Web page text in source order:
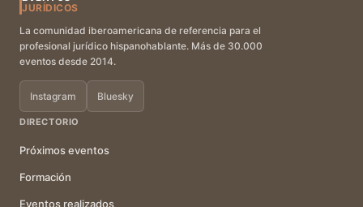
JURÍDICOS
La comunidad iberoamericana de referencia para el
profesional jurídico hispanohablante. Más de 30.000
eventos desde 2014.
Instagram Bluesky
DIRECTORIO
Próximos eventos
Formación
Eventos realizados